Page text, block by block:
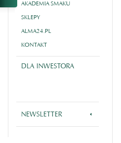
AKADEMIA SMAKU
SKLEPY
ALMA24.PL
KONTAKT
DLA INWESTORA
NEWSLETTER